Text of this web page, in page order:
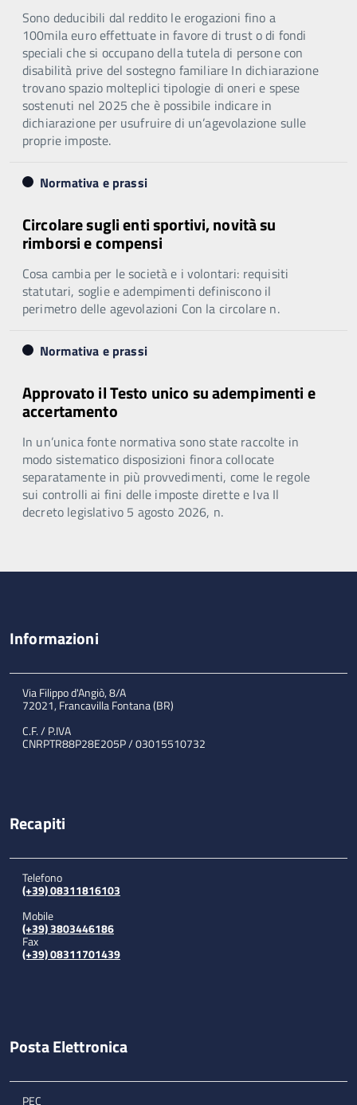
Sono deducibili dal reddito le erogazioni fino a
100mila euro effettuate in favore di trust o di fondi
speciali che si occupano della tutela di persone con
disabilità prive del sostegno familiare In dichiarazione
trovano spazio molteplici tipologie di oneri e spese
sostenuti nel 2025 che è possibile indicare in
dichiarazione per usufruire di un’agevolazione sulle
proprie imposte.
Normativa e prassi
Circolare sugli enti sportivi, novità su
rimborsi e compensi
Cosa cambia per le società e i volontari: requisiti
statutari, soglie e adempimenti definiscono il
perimetro delle agevolazioni Con la circolare n.
Normativa e prassi
Approvato il Testo unico su adempimenti e
accertamento
In un’unica fonte normativa sono state raccolte in
modo sistematico disposizioni finora collocate
separatamente in più provvedimenti, come le regole
sui controlli ai fini delle imposte dirette e Iva Il
decreto legislativo 5 agosto 2026, n.
Informazioni
Via Filippo d'Angiò, 8/A
72021, Francavilla Fontana (BR)
C.F. / P.IVA
CNRPTR88P28E205P / 03015510732
Recapiti
Telefono
(+39) 08311816103
Mobile
(+39) 3803446186
Fax
(+39) 08311701439
Posta Elettronica
PEC